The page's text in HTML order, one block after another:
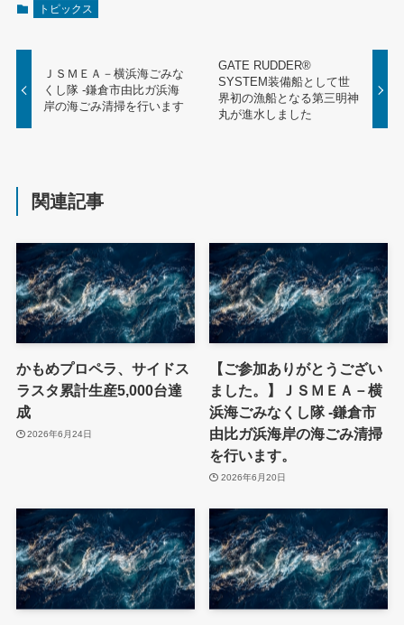
トピックス
ＪＳＭＥＡ－横浜海ごみな
くし隊 -鎌倉市由比ガ浜海
岸の海ごみ清掃を行います
GATE RUDDER®
SYSTEM装備船として世
界初の漁船となる第三明神
丸が進水しました
関連記事
かもめプロペラ、サイドス
ラスタ累計生産5,000台達
成
2026年6月24日
【ご参加ありがとうござい
ました。】ＪＳＭＥＡ－横
浜海ごみなくし隊 -鎌倉市
由比ガ浜海岸の海ごみ清掃
を行います。
2026年6月20日